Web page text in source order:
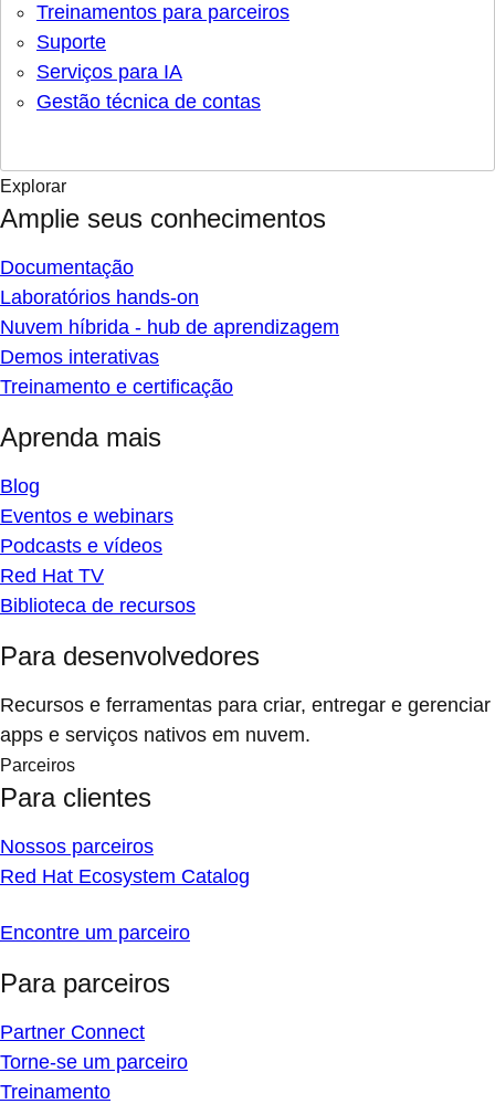
Treinamentos para parceiros
Suporte
Serviços para IA
Gestão técnica de contas
Explorar
Amplie seus conhecimentos
Documentação
Laboratórios hands-on
Nuvem híbrida - hub de aprendizagem
Demos interativas
Treinamento e certificação
Aprenda mais
Blog
Eventos e webinars
Podcasts e vídeos
Red Hat TV
Biblioteca de recursos
Para desenvolvedores
Recursos e ferramentas para criar, entregar e gerenciar
apps e serviços nativos em nuvem.
Parceiros
Para clientes
Nossos parceiros
Red Hat Ecosystem Catalog
Encontre um parceiro
Para parceiros
Partner Connect
Torne-se um parceiro
Treinamento